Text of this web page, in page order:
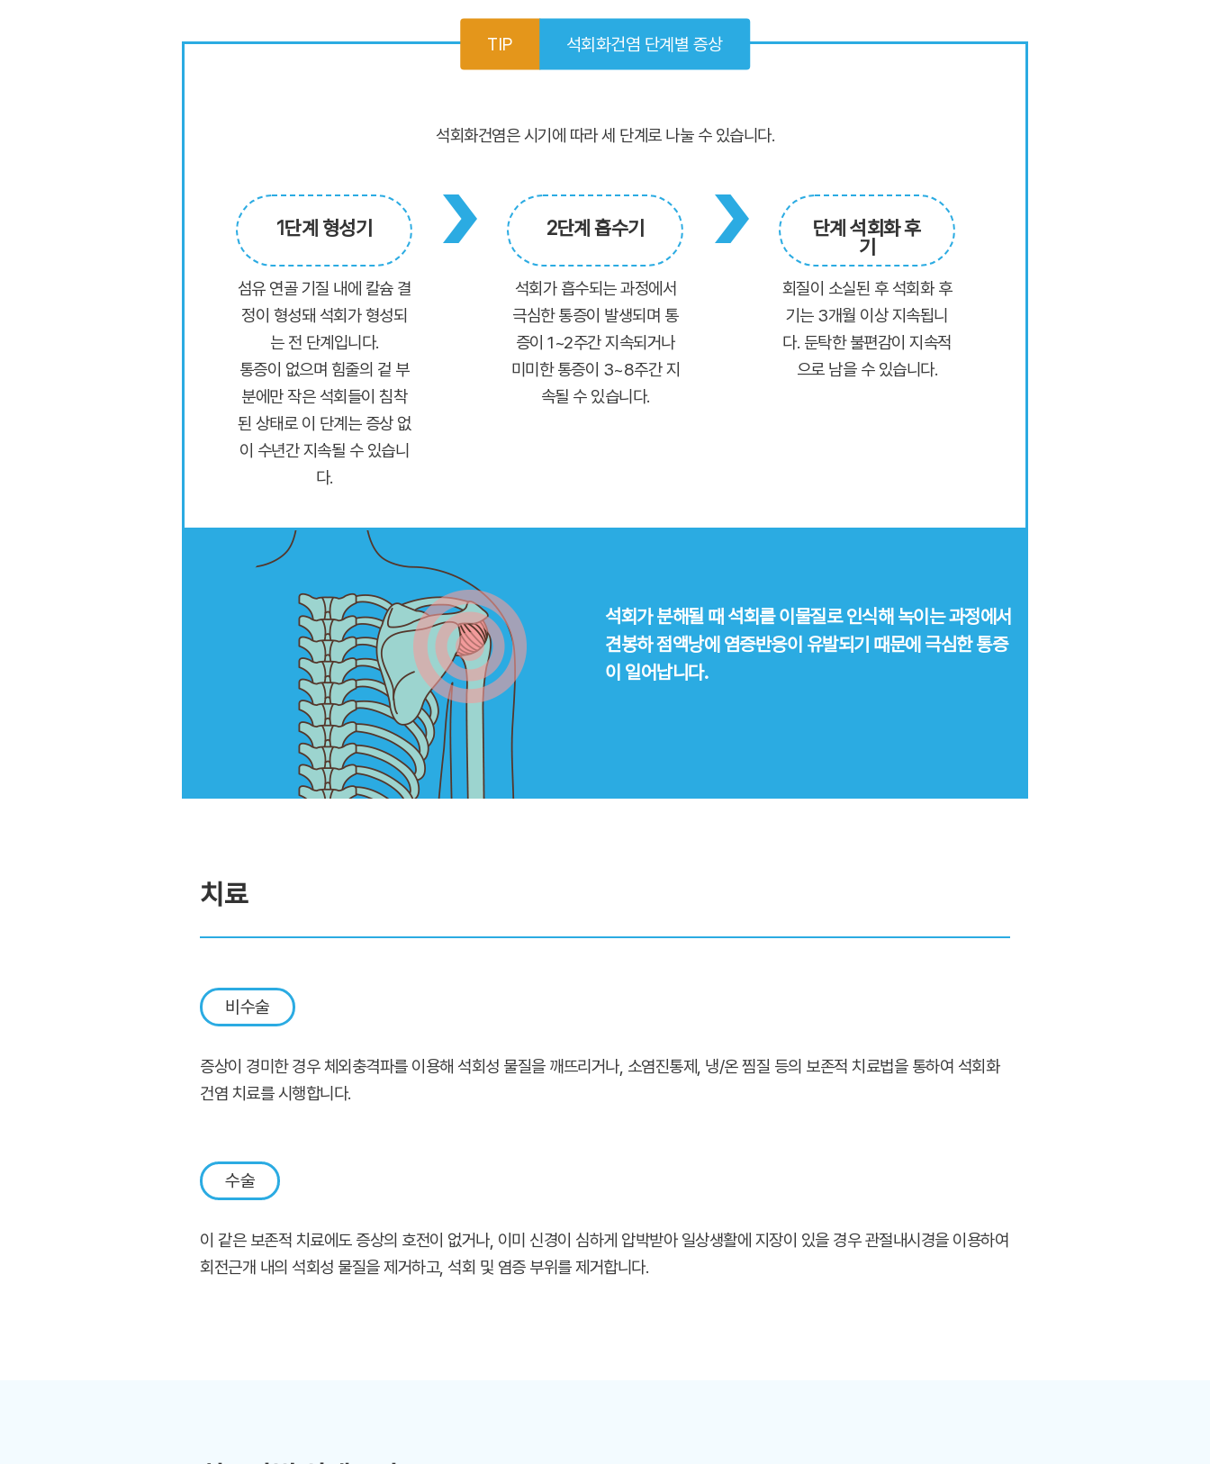
TIP 석회화건염 단계별 증상
석회화건염은 시기에 따라 세 단계로 나눌 수 있습니다.
1단계 형성기
섬유 연골 기질 내에 칼슘 결
정이 형성돼 석회가 형성되
는 전 단계입니다.
통증이 없으며 힘줄의 겉 부
분에만 작은 석회들이 침착
된 상태로 이 단계는 증상 없
이 수년간 지속될 수 있습니
다.
2단계 흡수기
석회가 흡수되는 과정에서
극심한 통증이 발생되며 통
증이 1~2주간 지속되거나
미미한 통증이 3~8주간 지
속될 수 있습니다.
단계 석회화 후
기
회질이 소실된 후 석회화 후
기는 3개월 이상 지속됩니
다. 둔탁한 불편감이 지속적
으로 남을 수 있습니다.
석회가 분해될 때 석회를 이물질로 인식해 녹이는 과정에서
견봉하 점액낭에 염증반응이 유발되기 때문에 극심한 통증
이 일어납니다.
치료
비수술
증상이 경미한 경우 체외충격파를 이용해 석회성 물질을 깨뜨리거나, 소염진통제, 냉/온 찜질 등의 보존적 치료법을 통하여 석회화
건염 치료를 시행합니다.
수술
이 같은 보존적 치료에도 증상의 호전이 없거나, 이미 신경이 심하게 압박받아 일상생활에 지장이 있을 경우 관절내시경을 이용하여
회전근개 내의 석회성 물질을 제거하고, 석회 및 염증 부위를 제거합니다.